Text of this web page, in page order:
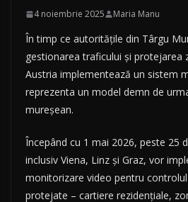
4 noiembrie 2025 Maria Manu
În timp ce autoritățile din Târgu
gestionarea traficului și protejarea
Austria implementează un sistem
reprezenta un model demn de
mureșean.
Începând cu 1 mai 2026, peste 25
inclusiv Viena, Linz și Graz, vor
monitorizare video pentru
protejate – cartiere rezidențiale,